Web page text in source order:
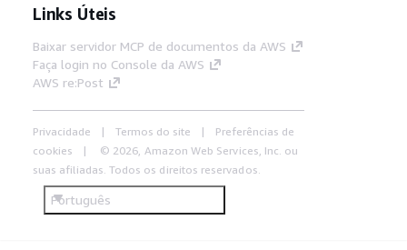
Links Úteis
Baixar servidor MCP de documentos da AWS
Faça login no Console da AWS
AWS re:Post
Privacidade Termos do site
Preferências de
cookies
© 2026, Amazon Web Services, Inc. ou
suas afiliadas. Todos os direitos reservados.
Português